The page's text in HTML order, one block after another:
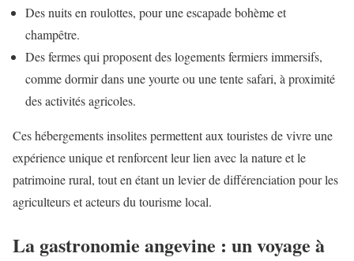
Des nuits en roulottes, pour une escapade bohème et
champêtre.
Des fermes qui proposent des logements fermiers immersifs,
comme dormir dans une yourte ou une tente safari, à proximité
des activités agricoles.
Ces hébergements insolites permettent aux touristes de vivre une
expérience unique et renforcent leur lien avec la nature et le
patrimoine rural, tout en étant un levier de différenciation pour les
agriculteurs et acteurs du tourisme local.
La gastronomie angevine : un voyage à